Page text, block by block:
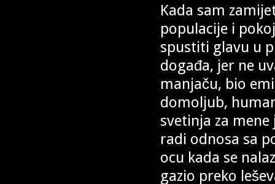
Kada sam
populacije i
spustiti glavu u
događa, jer ne
manjaču, bio
domoljub,
svetinja za
radi odnosa sa
ocu kada se
gazio preko